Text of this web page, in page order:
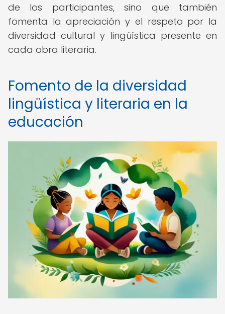
de los participantes, sino que también
fomenta la apreciación y el respeto por la
diversidad cultural y lingüística presente en
cada obra literaria.
Fomento de la diversidad
lingüística y literaria en la
educación